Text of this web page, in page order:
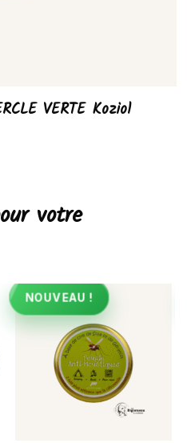
VERTE Koziol
votre
NOUVEAU !